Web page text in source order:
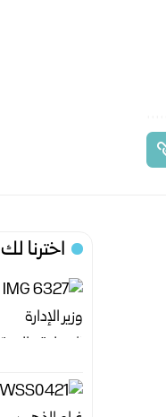
اخترنا لك